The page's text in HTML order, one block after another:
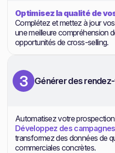
Optimisez la qualité de
Complétez et mettez à jour
une meilleure compréhension
opportunités de cross-selling.
3 Générer des
Automatisez votre
Développez des
transformez des données de
commerciales concrètes.